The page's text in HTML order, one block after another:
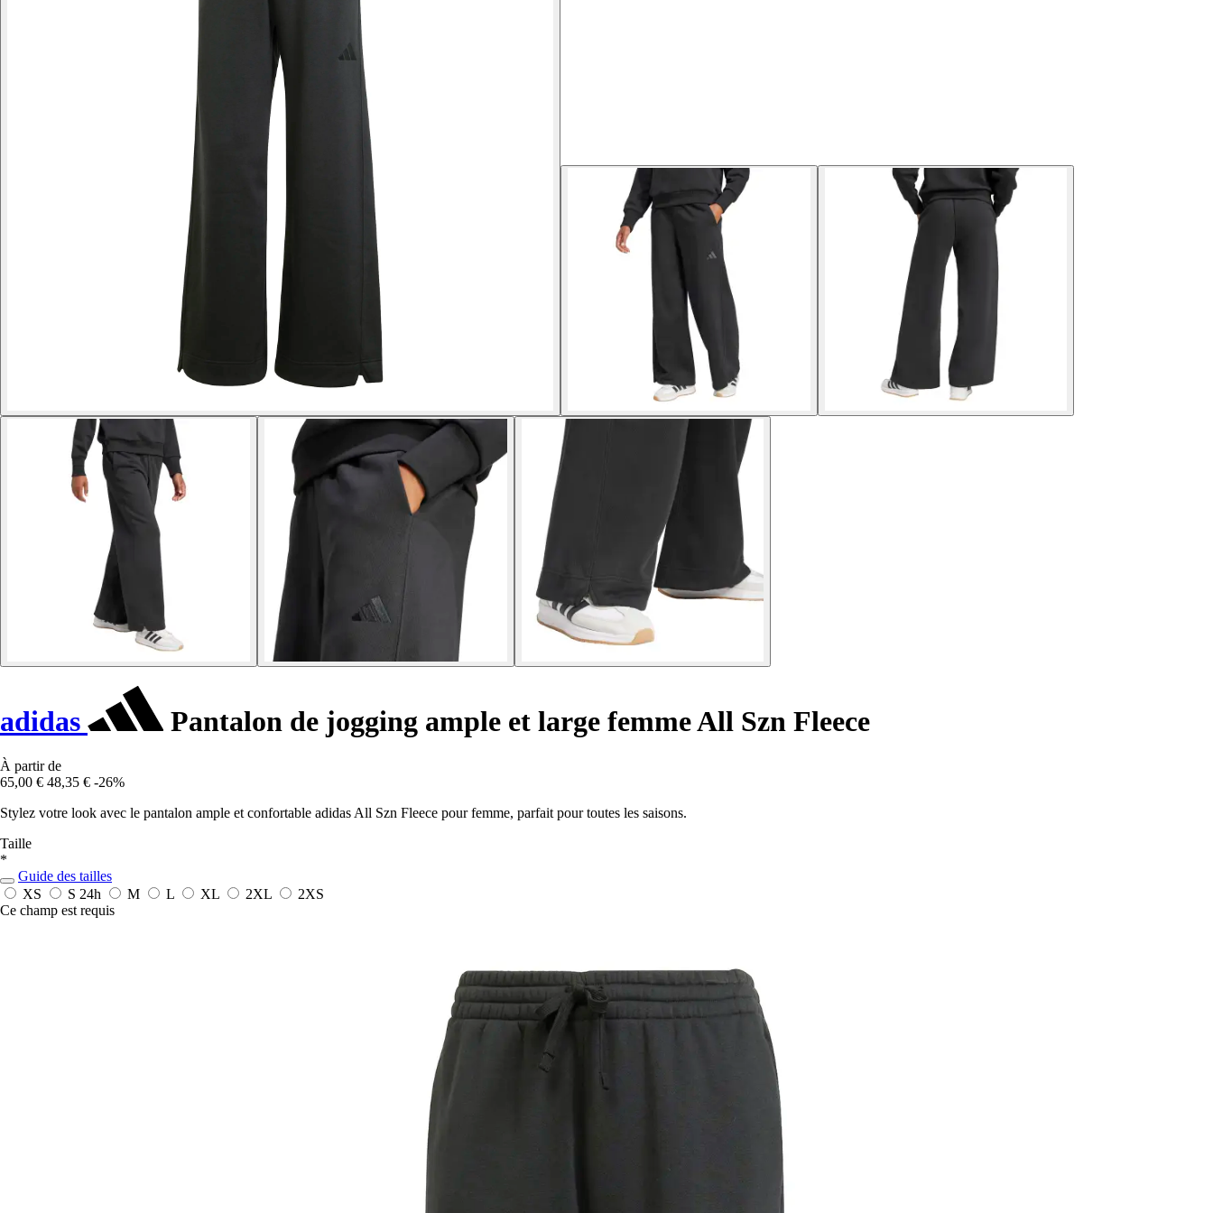
adidas Pantalon de jogging ample et large femme All Szn Fleece
À partir de
65,00 € 48,35 € -26%
Stylez votre look avec le pantalon ample et confortable adidas All Szn Fleece pour femme, parfait pour toutes les saisons.
Taille
*
Guide des tailles
XS
S 24h M L XL 2XL
2XS
Ce champ est requis